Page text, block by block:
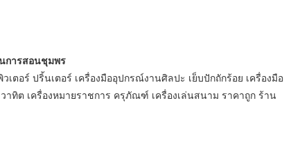
การสอนชุมพร
ตอร์ ปริ้นเตอร์ เครื่องมืออุปกรณ์งานศิลปะ เย็บปักถักร้อย เครื่องมือ
าทิต เครื่องหมายราชการ ครุภัณฑ์ เครื่องเล่นสนาม ราคาถูก ร้าน